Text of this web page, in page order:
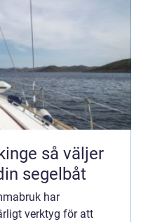
väljer
segelbåt
har
verktyg för att